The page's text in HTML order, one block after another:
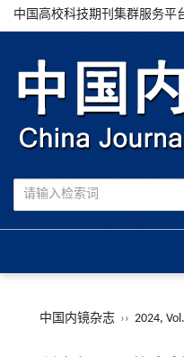
中国高校科技期刊集群服务平
中国内镜杂志 ›› 2024,